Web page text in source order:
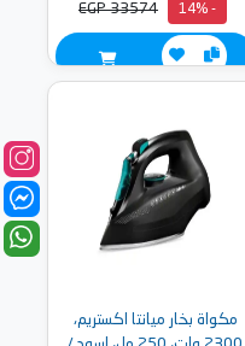
- 14%
EGP 33574
مكواة بخار ميانتا اكستريم،